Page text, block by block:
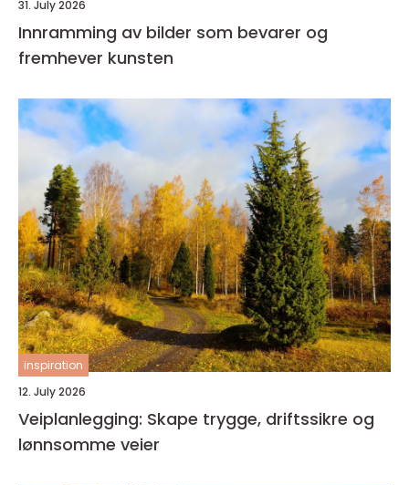
31. July 2026
Innramming av bilder som bevarer og
fremhever kunsten
inspiration
12. July 2026
Veiplanlegging: Skape trygge, driftssikre og
lønnsomme veier